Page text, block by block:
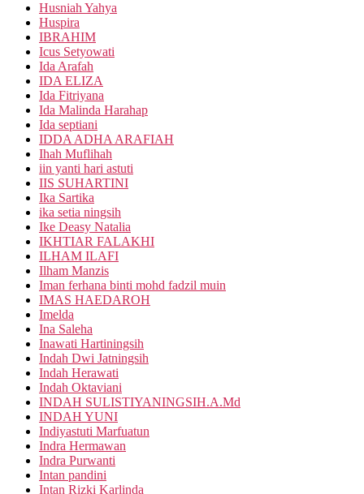
Husniah Yahya
Huspira
IBRAHIM
Icus Setyowati
Ida Arafah
IDA ELIZA
Ida Fitriyana
Ida Malinda Harahap
Ida septiani
IDDA ADHA ARAFIAH
Ihah Muflihah
iin yanti hari astuti
IIS SUHARTINI
Ika Sartika
ika setia ningsih
Ike Deasy Natalia
IKHTIAR FALAKHI
ILHAM ILAFI
Ilham Manzis
Iman ferhana binti mohd fadzil muin
IMAS HAEDAROH
Imelda
Ina Saleha
Inawati Hartiningsih
Indah Dwi Jatningsih
Indah Herawati
Indah Oktaviani
INDAH SULISTIYANINGSIH.A.Md
INDAH YUNI
Indiyastuti Marfuatun
Indra Hermawan
Indra Purwanti
Intan pandini
Intan Rizki Karlinda